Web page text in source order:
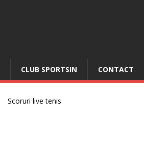
CLUB SPORTSIN CONTACT
Scoruri live tenis